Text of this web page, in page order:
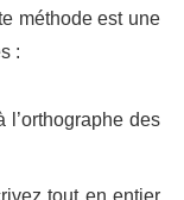
méthode est une
:
l’orthographe des
tout en entier